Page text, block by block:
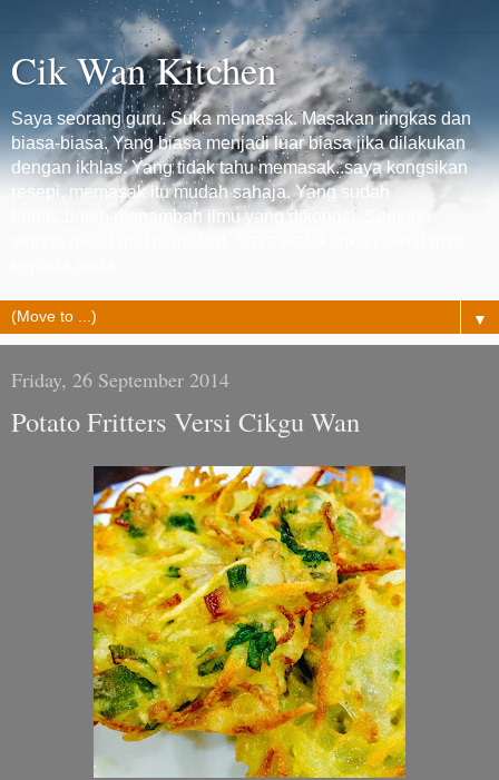
Cik Wan Kitchen
Saya seorang guru. Suka memasak. Masakan ringkas dan
biasa-biasa. Yang biasa menjadi luar biasa jika dilakukan
dengan ikhlas. Yang tidak tahu memasak..saya kongsikan
resepi, memasak itu mudah sahaja. Yang sudah
hebat..boleh menambah ilmu yang dikongsi. Semoga
▼
Friday, 26 September 2014
Potato Fritters Versi Cikgu Wan